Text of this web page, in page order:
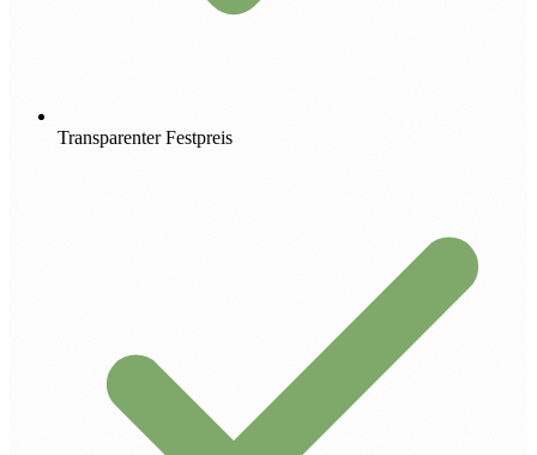
Transparenter Festpreis